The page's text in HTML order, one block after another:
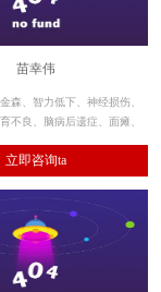
苗幸伟
森、智力低下、神经损伤、
不良、脑病后遗症、面瘫、
。
立即咨询ta